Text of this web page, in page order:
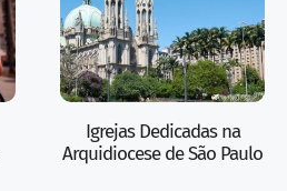
Igrejas Dedicadas na
Arquidiocese de São Paulo